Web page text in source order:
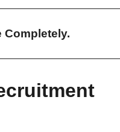
Completely.